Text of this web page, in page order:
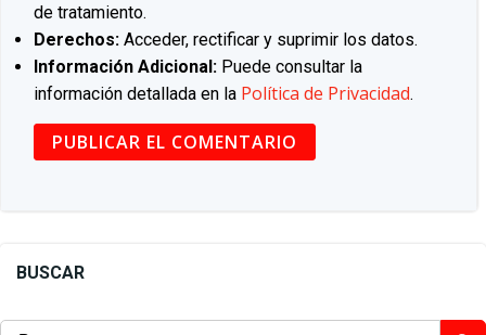
de tratamiento.
Derechos: Acceder, rectificar y suprimir los datos.
Información Adicional: Puede consultar la
información detallada en la Política de Privacidad.
BUSCAR